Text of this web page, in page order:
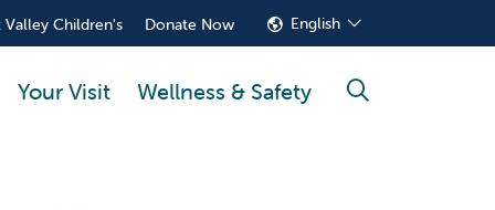
Valley Children's Donate Now English
Your Visit Wellness & Safety search